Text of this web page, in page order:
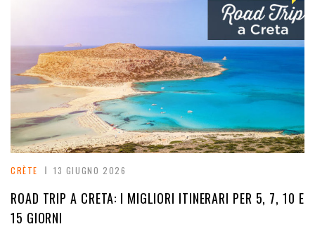
CRÈTE 13 GIUGNO 2026
ROAD TRIP A CRETA: I MIGLIORI ITINERARI PER 5, 7, 10 E
15 GIORNI